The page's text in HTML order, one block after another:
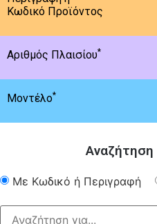
Κωδικό Προϊόντος
Αριθμός Πλαισίου*
Μοντέλο*
Με Κωδικό ή Περιγραφή